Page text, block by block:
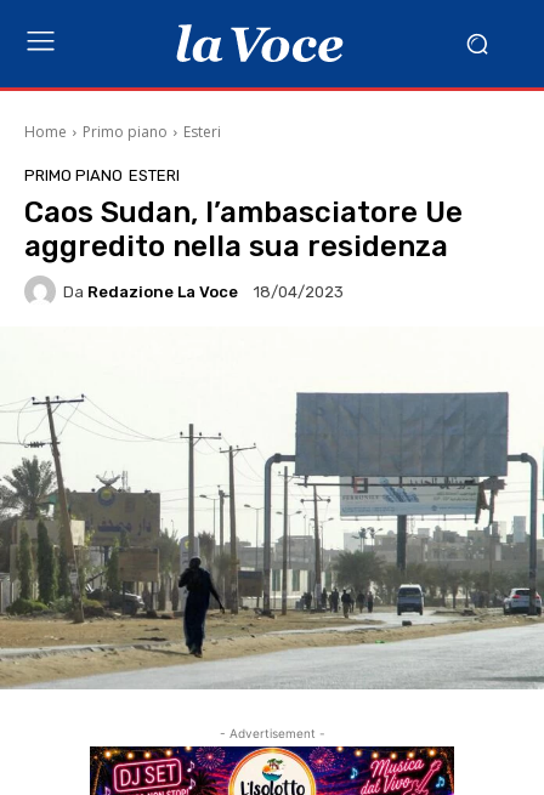
Home Primo piano Esteri
PRIMO PIANO ESTERI
Caos Sudan, l’ambasciatore Ue
aggredito nella sua residenza
Da Redazione La Voce 18/04/2023
- Advertisement -